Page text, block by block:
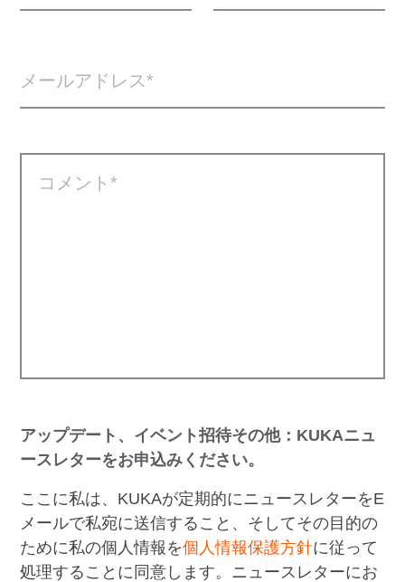
メールアドレス
コメント
アップデート、イベント招待その他：KUKAニュ
ースレターをお申込みください。
ここに私は、KUKAが定期的にニュースレターをE
メールで私宛に送信すること、そしてその目的の
ために私の個人情報を個人情報保護方針に従って
処理することに同意します。ニュースレターにお